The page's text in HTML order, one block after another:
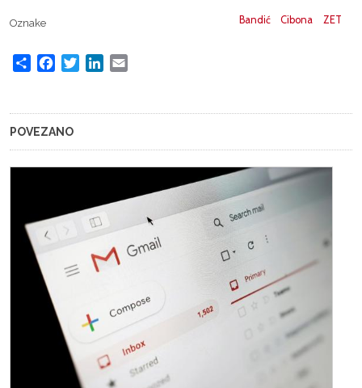
Oznake Bandić Cibona ZET
Share FacebookTwitterLinkedIn
POVEZANO